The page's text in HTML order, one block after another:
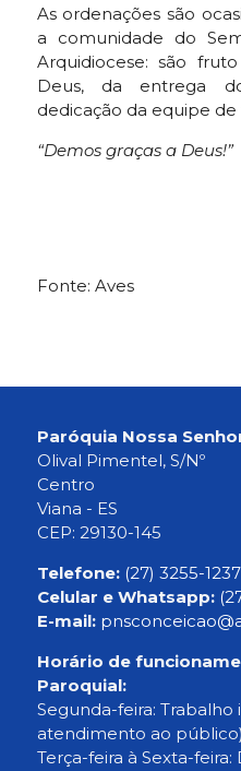
As ordenações são
a comunidade do
Arquidiocese: são
Deus, da entrega
dedicação da equipe de
“Demos graças a Deus!”
Fonte: Aves
Paróquia Nossa
Olival Pimentel, S/Nº
Centro
Viana - ES
CEP: 29130-145
Telefone: (27) 3255-1237
Celular e Whatsapp:
E-mail:
Horário de
Paroquial:
Segunda-feira: Trabalho
atendimento ao público)
Terça-feira à Sexta-feira: